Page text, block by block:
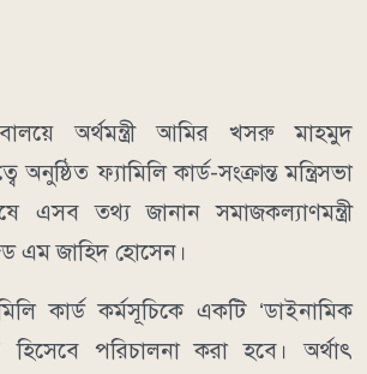
অর্থমন্ত্রী আমির খসরু মাহমুদ
ফ্যামিলি কার্ড-সংক্রান্ত মন্ত্রিসভা
এসব তথ্য জানান সমাজকল্যাণমন্ত্রী
এম জাহিদ হোসেন।
কার্ড কর্মসূচিকে একটি ‘ডাইনামিক
হিসেবে পরিচালনা করা হবে। অর্থাৎ